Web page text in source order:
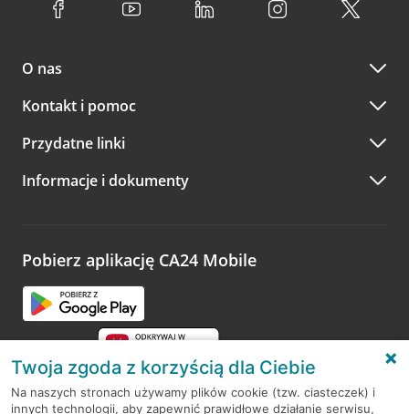
O nas
Kontakt i pomoc
Przydatne linki
Informacje i dokumenty
Pobierz aplikację CA24 Mobile
Twoja zgoda z korzyścią dla Ciebie
Na naszych stronach używamy plików cookie (tzw. ciasteczek) i
innych technologii, aby zapewnić prawidłowe działanie serwisu,